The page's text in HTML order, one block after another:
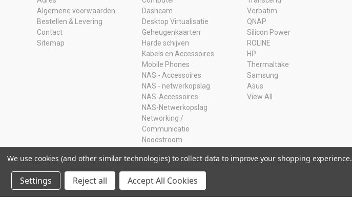
Algemene voorwaarden
Bestellen & Levering
Contact
Sitemap
Dashcam
Desktop Virtualisatie
Geheugenkaarten
Harde schijven
Kabels en Accessoires
Mobile Phones
NAS - Accessoires
NAS - netwerkopslag
NAS-Accessoires
NAS-Netwerkopslag
Networking /
Communicatie
Noodstroom
Ram Geheugen
Servers
SSD
Verbatim
QNAP
Silicon Power
ROLINE
HP
Thermaltake
Samsung
Asus
View All
We use cookies (and other similar technologies) to collect data to improve your shopping experience.
Settings Reject all Accept All Cookies